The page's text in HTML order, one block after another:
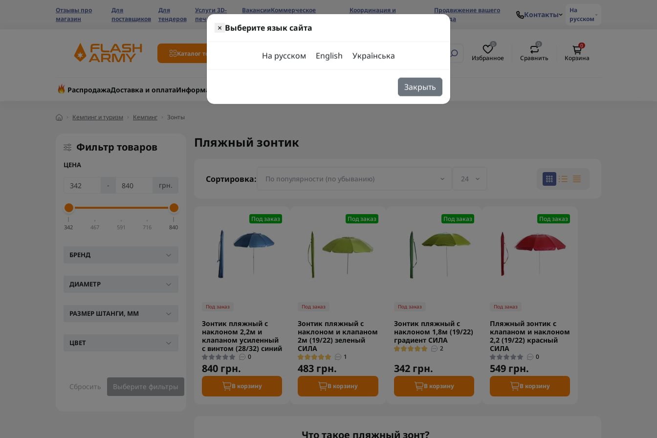
Отзывы про
магазин
Для
поставщиков
Для
тендеров
Услуги 3D-
печати
ВакансииКоммерческое
Координация и
Продвижение вашего
бренда
Контакты
На
русском
Каталог товаров
0
Избранное
0
Сравнить
0
Корзина
РаспродажаДоставка и оплатаИнформация
Кемпинг и туризм Кемпинг Зонты
× Выберите язык сайта
На русском English Українська
Закрыть
Фильтр товаров
ЦЕНА
- грн.
342 467 591 716 840
БРЕНД
ДИАМЕТР
РАЗМЕР ШТАНГИ, ММ
ЦВЕТ
Сбросить Выберите фильтры
Пляжный зонтик
Сортировка:
Под заказ
Под заказ
Зонтик пляжный с
наклоном 2,2м и
клапаном усиленный
с винтом (28/32) синий
0
840 грн.
В корзину
Под заказ
Под заказ
Зонтик пляжный с
наклоном и клапаном
2м (19/22) зеленый
СИЛА
1
483 грн.
В корзину
Под заказ
Под заказ
Зонтик пляжный с
наклоном 1,8м (19/22)
градиент СИЛА
2
342 грн.
В корзину
Под заказ
Под заказ
Пляжный зонтик с
клапаном и наклоном
2,2 (19/22) красный
СИЛА
0
549 грн.
В корзину
Что такое пляжный зонт?